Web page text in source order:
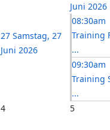
27 Samstag, 27
Juni 2026
Juni 2026
08:30am
Training
...
09:30am
Training
...
4 5